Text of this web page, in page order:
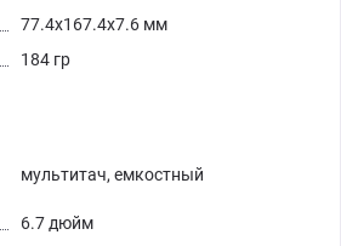
77.4x167.4x7.6 мм
184 гр
мультитач, емкостный
6.7 дюйм